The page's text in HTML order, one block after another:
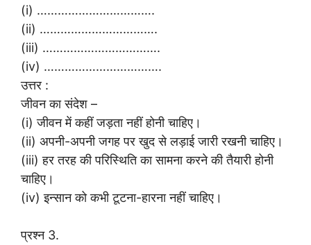
(i) …………………………….
(ii) …………………………….
(iii) …………………………….
(iv) …………………………….
उत्तर :
जीवन का संदेश –
(i) जीवन में कहीं जड़ता नहीं होनी चाहिए।
(ii) अपनी-अपनी जगह पर खुद से लड़ाई जारी रखनी चाहिए।
(iii) हर तरह की परिस्थिति का सामना करने की तैयारी होनी
चाहिए।
(iv) इन्सान को कभी टूटना-हारना नहीं चाहिए।
प्रश्न 3.